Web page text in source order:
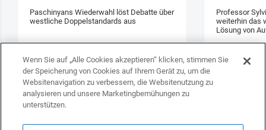
Paschinyans Wiederwahl löst Debatte über
westliche Doppelstandards aus
Professor
weiterhin das
Lösung von
Wenn Sie auf „Alle Cookies akzeptieren“ klicken, stimmen Sie
der Speicherung von Cookies auf Ihrem Gerät zu, um die
Websitenavigation zu verbessern, die Websitenutzung zu
analysieren und unsere Marketingbemühungen zu
unterstützen.